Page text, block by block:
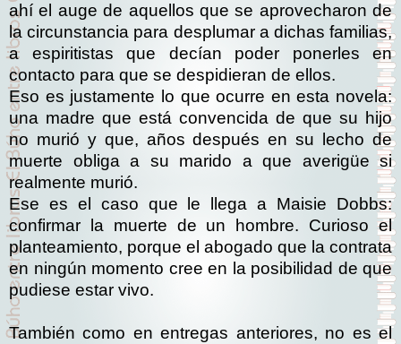
ahí el auge de aquellos que se aprovecharon de
la circunstancia para desplumar a dichas familias,
a espiritistas que decían poder ponerles en
contacto para que se despidieran de ellos.
Eso es justamente lo que ocurre en esta novela:
una madre que está convencida de que su hijo
no murió y que, años después en su lecho de
muerte obliga a su marido a que averigüe si
realmente murió.
Ese es el caso que le llega a Maisie Dobbs:
confirmar la muerte de un hombre. Curioso el
planteamiento, porque el abogado que la contrata
en ningún momento cree en la posibilidad de que
pudiese estar vivo.
También como en entregas anteriores, no es el